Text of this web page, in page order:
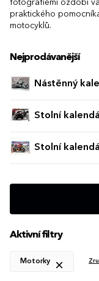
fotografiemi ozdobí
praktického
motocyklů.
Nejprodávanější
Nástěnný
Stolní
Stolní
Aktivní filtry
Motorky